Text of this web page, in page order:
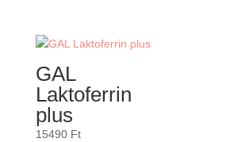
GAL
Laktoferrin
plus
15490 Ft